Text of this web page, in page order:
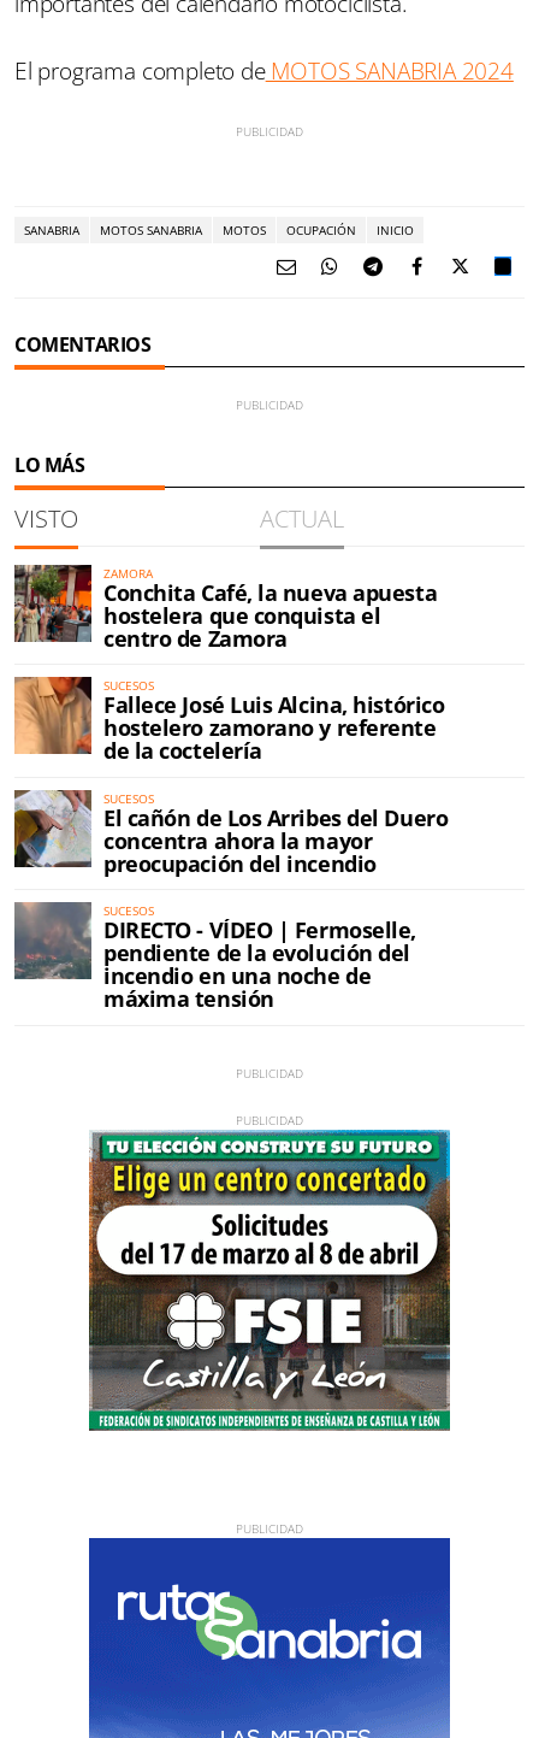
El programa completo deMOTOS SANABRIA 2024
SANABRIA MOTOS SANABRIA MOTOS OCUPACIÓN INICIO
COMENTARIOS
LO MÁS
VISTO ACTUAL
ZAMORA
Conchita Café, la nueva apuesta
hostelera que conquista el
centro de Zamora
SUCESOS
Fallece José Luis Alcina, histórico
hostelero zamorano y referente
de la coctelería
SUCESOS
El cañón de Los Arribes del Duero
concentra ahora la mayor
preocupación del incendio
SUCESOS
DIRECTO - VÍDEO | Fermoselle,
pendiente de la evolución del
incendio en una noche de
máxima tensión